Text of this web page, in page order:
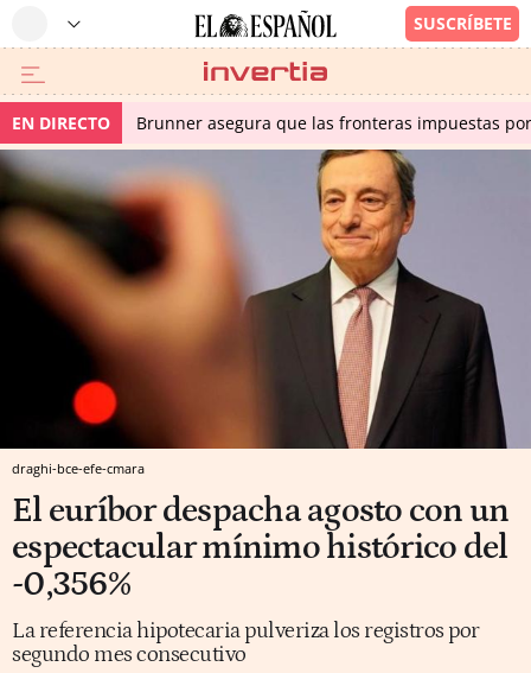
EN DIRECTO Brunner asegura que las fronteras impuestas
draghi-bce-efe-cmara
El euríbor despacha agosto con un
espectacular mínimo histórico del
-0,356%
La referencia hipotecaria pulveriza los registros por
segundo mes consecutivo